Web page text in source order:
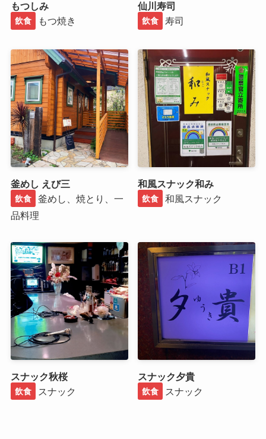
もつしみ
飲食 もつ焼き
仙川寿司
飲食 寿司
釜めし えび三
飲食
釜めし、焼とり、一
品料理
和風スナック和み
飲食 和風スナック
スナック秋桜
飲食 スナック
スナック夕貴
飲食 スナック